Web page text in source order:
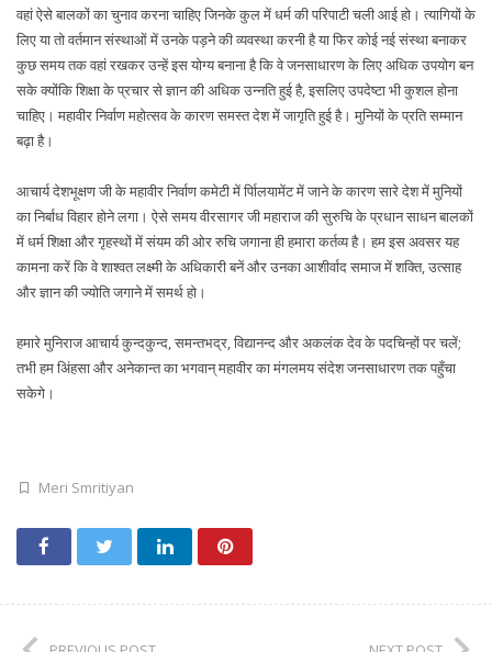
वहां ऐसे बालकों का चुनाव करना चाहिए जिनके कुल में धर्म की परिपाटी चली आई हो। त्यागियों के
लिए या तो वर्तमान संस्थाओं में उनके पड़ने की व्यवस्था करनी है या फिर कोई नई संस्था बनाकर
कुछ समय तक वहां रखकर उन्हें इस योग्य बनाना है कि वे जनसाधारण के लिए अधिक उपयोग बन
सके क्योंकि शिक्षा के प्रचार से ज्ञान की अधिक उन्नति हुई है, इसलिए उपदेष्टा भी कुशल होना
चाहिए। महावीर निर्वाण महोत्सव के कारण समस्त देश में जागृति हुई है। मुनियों के प्रति सम्मान
बढ़ा है।
आचार्य देशभूक्षण जी के महावीर निर्वाण कमेटी में र्पािलयामेंट में जाने के कारण सारे देश में मुनियों
का निर्बाध विहार होने लगा। ऐसे समय वीरसागर जी महाराज की सुरुचि के प्रधान साधन बालकों
में धर्म शिक्षा और गृहस्थों में संयम की ओर रुचि जगाना ही हमारा कर्तव्य है। हम इस अवसर यह
कामना करें कि वे शाश्वत लक्ष्मी के अधिकारी बनें और उनका आशीर्वाद समाज में शक्ति, उत्साह
और ज्ञान की ज्योति जगाने में समर्थ हो।
हमारे मुनिराज आचार्य कुन्दकुन्द, समन्तभद्र, विद्यानन्द और अकलंक देव के पदचिन्हों पर चलें;
तभी हम अिंहसा और अनेकान्त का भगवान् महावीर का मंगलमय संदेश जनसाधारण तक पहुँचा
सकेगे।
Meri Smritiyan